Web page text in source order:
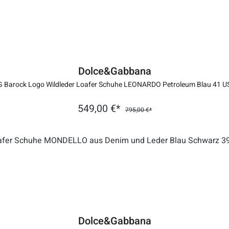
Dolce&Gabbana
Barock Logo Wildleder Loafer Schuhe LEONARDO Petroleum Blau 41
549,00 €* 795,00 €*
Dolce&Gabbana